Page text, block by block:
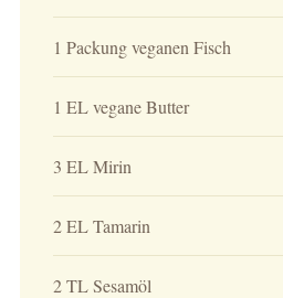
1 Packung veganen Fisch
1 EL vegane Butter
3 EL Mirin
2 EL Tamarin
2 TL Sesamöl